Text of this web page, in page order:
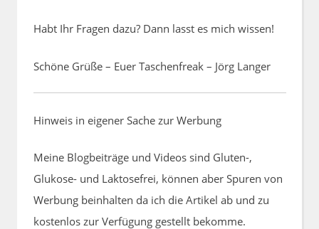
Habt Ihr Fragen dazu? Dann lasst es mich wissen!
Schöne Grüße – Euer Taschenfreak – Jörg Langer
Hinweis in eigener Sache zur Werbung
Meine Blogbeiträge und Videos sind Gluten-,
Glukose- und Laktosefrei, können aber Spuren von
Werbung beinhalten da ich die Artikel ab und zu
kostenlos zur Verfügung gestellt bekomme.